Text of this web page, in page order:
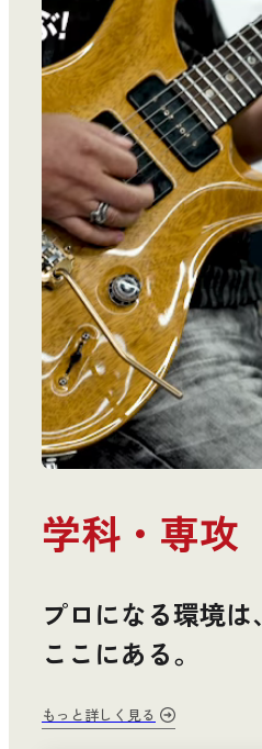
学科・専攻
プロになる環境は、
ここにある。
もっと詳しく見る